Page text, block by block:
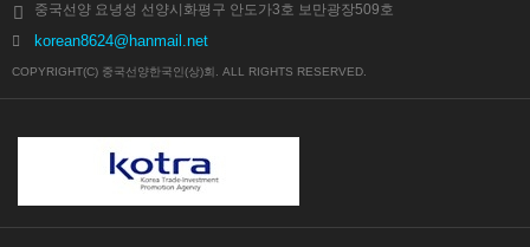
중국선양 요녕성 선양시화평구 안도가3호 보만광장509호
korean8624@hanmail.net
COPYRIGHT(C) 중국선양한국인(상)회. ALL RIGHTS RESERVED.